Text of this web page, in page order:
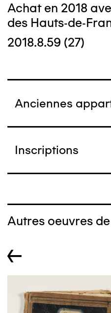
Achat en 2018
des Hauts-de-
2018.8.59 (27)
Anciennes
Inscriptions
Autres oeuvres
←